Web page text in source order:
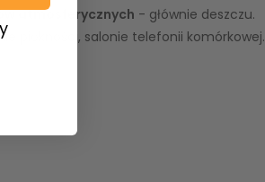
atmosferycznych - głównie deszczu.
piękności, salonie telefonii komórkowej.